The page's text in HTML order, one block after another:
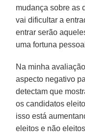
mudança sobre as
vai dificultar a
entrar serão
uma fortuna
Na minha
aspecto negativo
detectam que
os candidatos
isso está
eleitos e não